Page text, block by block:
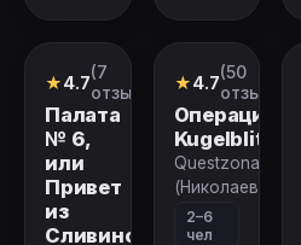
Квест
★4.7(7
отзывов)
Палата
№ 6,
или
Привет
из
Сливино
Квест
★4.7(50
отзывов)
Операция
Kugelblitz
Questzona51
(Николаев)
2–6
чел